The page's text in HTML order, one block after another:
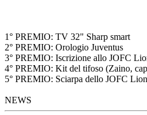
1° PREMIO: TV 32" Sharp smart
2° PREMIO: Orologio Juventus
3° PREMIO: Iscrizione allo JOFC
4° PREMIO: Kit del tifoso (Zaino,
5° PREMIO: Sciarpa dello JOFC
NEWS